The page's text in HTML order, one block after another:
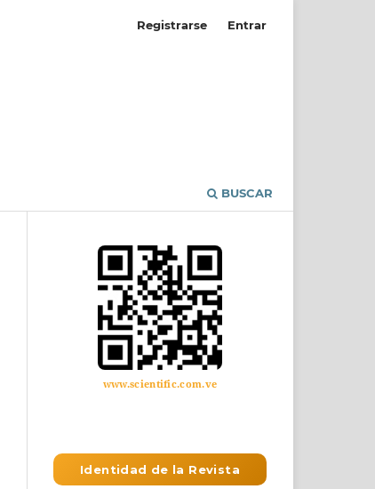
BUSCAR
Registrarse Entrar
www.scientific.com.ve